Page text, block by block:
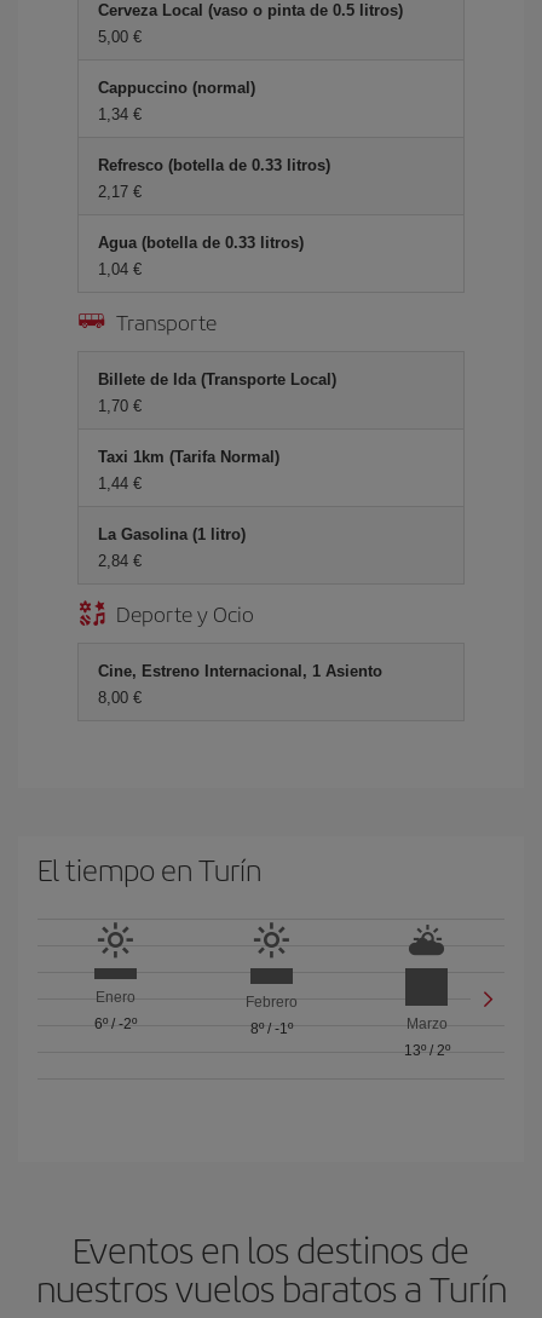
Cerveza Local (vaso o pinta de 0.5 litros)
5,00 €
Cappuccino (normal)
1,34 €
Refresco (botella de 0.33 litros)
2,17 €
Agua (botella de 0.33 litros)
1,04 €
Transporte
Billete de Ida (Transporte Local)
1,70 €
Taxi 1km (Tarifa Normal)
1,44 €
La Gasolina (1 litro)
2,84 €
Deporte y Ocio
Cine, Estreno Internacional, 1 Asiento
8,00 €
El tiempo en Turín
Enero
6º/ -2º
Febrero
8º/ -1º
Marzo
13º/ 2º
Eventos en los destinos de
nuestros vuelos baratos a Turín